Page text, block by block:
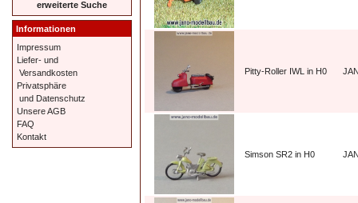
Pitty-Roller IWL in H0
Simson SR2 in H0
erweiterte Suche
Informationen
Impressum
Liefer- und
Versandkosten
Privatsphäre
und Datenschutz
Unsere AGB
FAQ
Kontakt